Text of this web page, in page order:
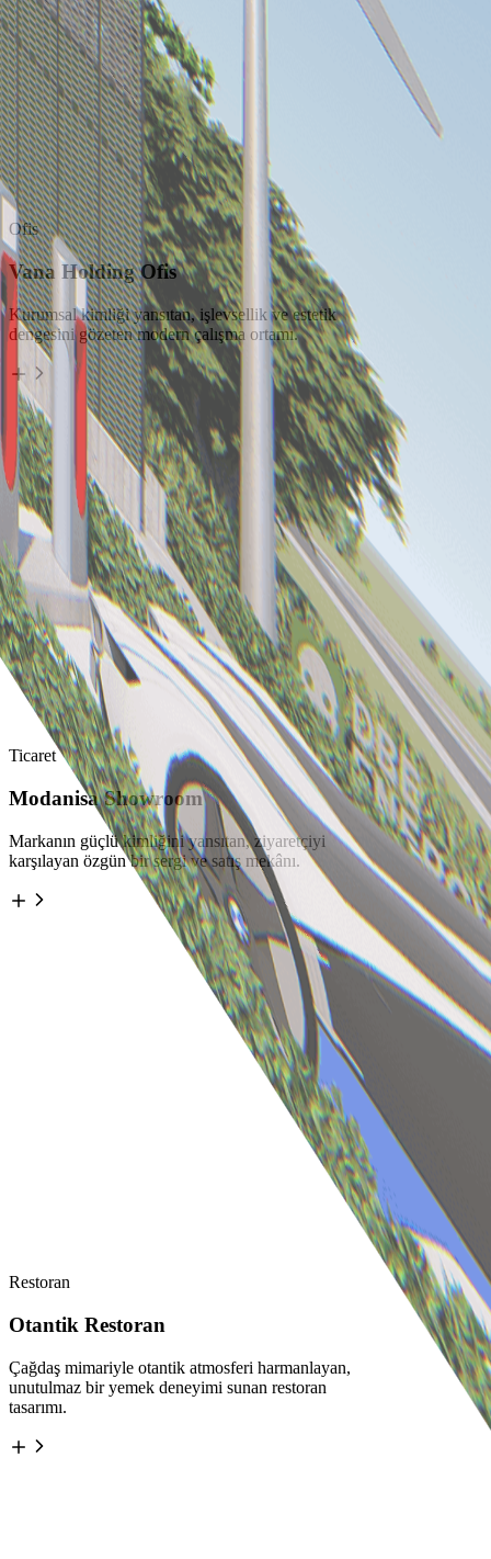
Ofis
Vana Holding Ofis
Kurumsal kimliği yansıtan, işlevsellik ve estetik
dengesini gözeten modern çalışma ortamı.
Ticaret
Modanisa Showroom
Markanın güçlü kimliğini yansıtan, ziyaretçiyi
karşılayan özgün bir sergi ve satış mekânı.
Restoran
Otantik Restoran
Çağdaş mimariyle otantik atmosferi harmanlayan,
unutulmaz bir yemek deneyimi sunan restoran
tasarımı.